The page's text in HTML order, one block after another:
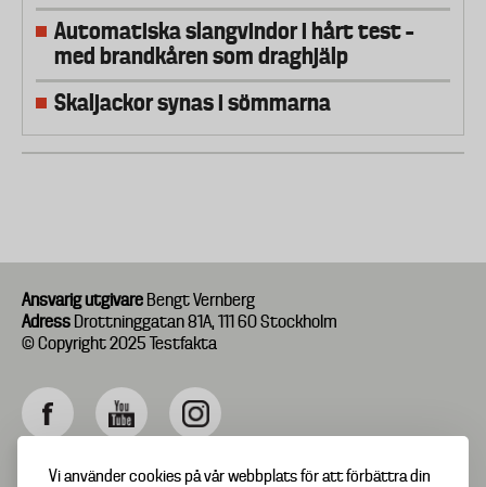
Vi använder cookies på vår webbplats för att förbättra din
Automatiska slangvindor i hårt test –
med brandkåren som draghjälp
Skaljackor synas i sömmarna
Ansvarig utgivare Bengt Vernberg
Adress Drottninggatan 81A, 111 60 Stockholm
© Copyright 2025 Testfakta